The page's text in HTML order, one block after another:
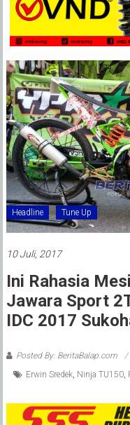
Headline Tune Up
10 Juli, 2017
Ini Rahasia
Jawara Sport
IDC 2017
Posted By: BeritaBalap.com
Erwin Sredek, Ninja TU150,